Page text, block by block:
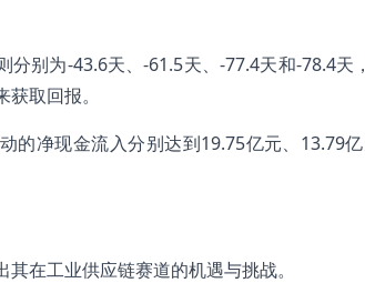
别为-43.6天、-61.5天、-77.4天和-78.4天
取回报。
的净现金流入分别达到19.75亿元、13.79
在工业供应链赛道的机遇与挑战。